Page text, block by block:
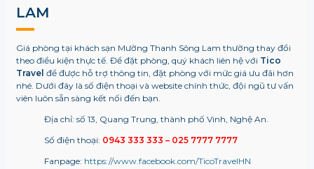
LAM
Giá phòng tại khách sạn Mường Thanh Sông Lam thường thay đổi
theo điều kiện thực tế. Để đặt phòng, quý khách liên hệ với Tico
Travel để được hỗ trợ thông tin, đặt phòng với mức giá ưu đãi hơn
nhé. Dưới đây là số điện thoại và website chính thức, đội ngũ tư vấn
viên luôn sẵn sàng kết nối đến bạn.
Địa chỉ: số 13, Quang Trung, thành phố Vinh, Nghệ An.
Số điện thoại: 0943 333 333 – 025 7777 7777
Fanpage: https://www.facebook.com/TicoTravelHN